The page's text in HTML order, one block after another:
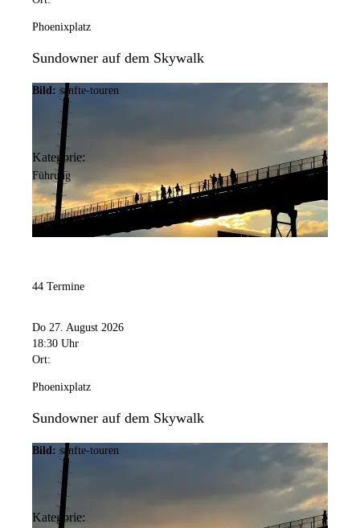
Phoenixplatz
Sundowner auf dem Skywalk
Bild: sanfte-touren
Kategorie:
Führung
44 Termine
Do 27. August 2026
18:30 Uhr
Ort:
Phoenixplatz
Sundowner auf dem Skywalk
Bild: sanfte-touren
Kategorie: